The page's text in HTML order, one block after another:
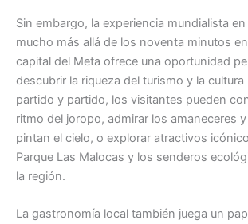
Sin embargo, la experiencia mundialista
mucho más allá de los noventa minutos
capital del Meta ofrece una oportunidad
descubrir la riqueza del turismo y la cultura
partido y partido, los visitantes pueden
ritmo del joropo, admirar los amaneceres
pintan el cielo, o explorar atractivos
Parque Las Malocas y los senderos
la región.
La gastronomía local también juega un